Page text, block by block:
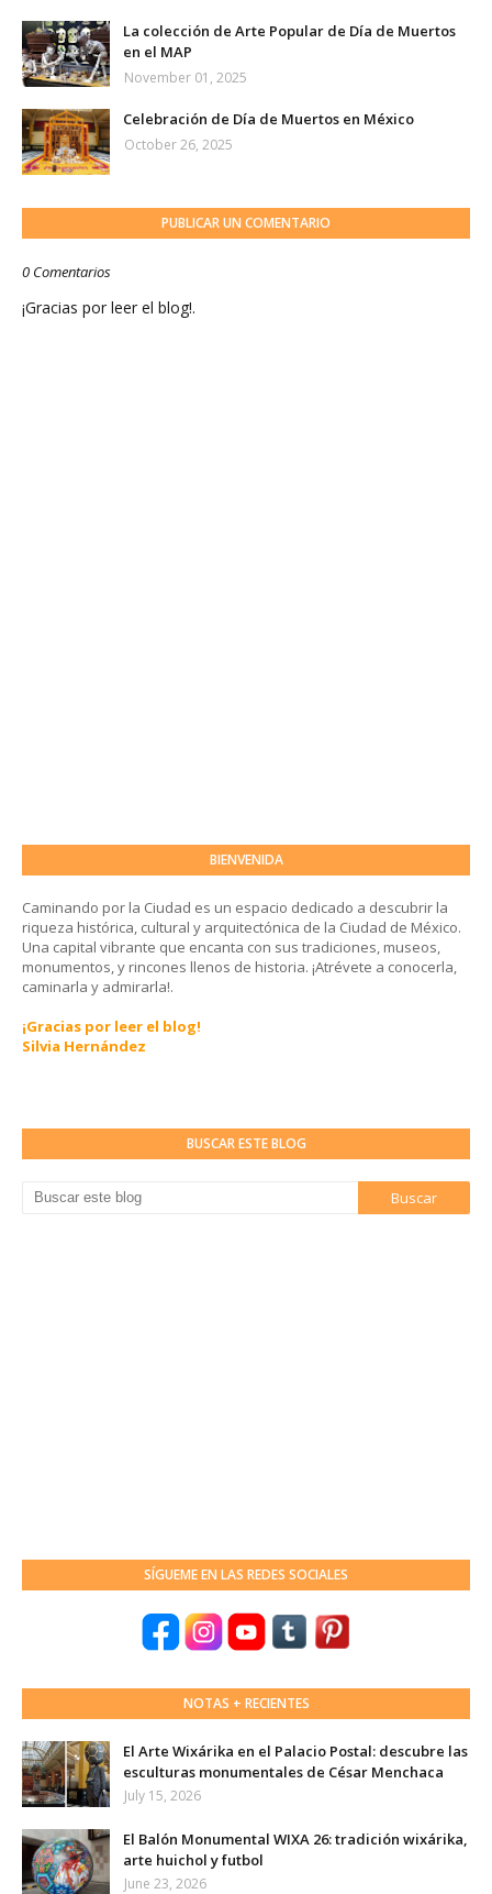
La colección de Arte Popular de Día de Muertos
en el MAP
November 01, 2025
Celebración de Día de Muertos en México
October 26, 2025
PUBLICAR UN COMENTARIO
0 Comentarios
¡Gracias por leer el blog!.
BIENVENIDA
Caminando por la Ciudad es un espacio dedicado a descubrir la
riqueza histórica, cultural y arquitectónica de la Ciudad de México.
Una capital vibrante que encanta con sus tradiciones, museos,
monumentos, y rincones llenos de historia. ¡Atrévete a conocerla,
caminarla y admirarla!.
¡Gracias por leer el blog!
Silvia Hernández
BUSCAR ESTE BLOG
SÍGUEME EN LAS REDES SOCIALES
NOTAS + RECIENTES
El Arte Wixárika en el Palacio Postal: descubre las
esculturas monumentales de César Menchaca
July 15, 2026
El Balón Monumental WIXA 26: tradición wixárika,
arte huichol y futbol
June 23, 2026